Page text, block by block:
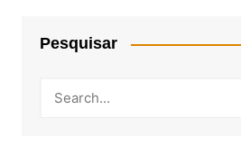
Pesquisar